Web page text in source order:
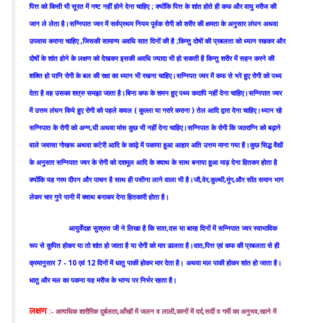
पित्त को किसी भी सूरत में नष्ट नहीं होने देना चाहिए ; क्योंकि पित्त के शांत होते ही कफ और वायु मरीज की
जान ले लेता है।सन्निपात ज्वर में सर्वप्रथम नियम पूर्वक रोगी को शरीर की क्षमता के अनुसार लंघन अथवा
उपवास कराना चाहिए ,जिसकी सामान्य अवधि सात दिनों की है ;किन्तु दोषों की प्रबलता को ध्यान रखकर और
दोषों के शांत होने के लक्षण को देखकर इसकी अवधि ज्यादा भी हो सकती है किन्तु शरीर में सहन करने की
शक्ति हो यानि रोगी के बल की रक्षा का ध्यान भी रखना चाहिए।सन्निपत ज्वर में कफ से भरे हुए रोगी को पथ्य
देता है वह उसका शत्रु समझा जाता है।बिना कफ के शमन हुए पथ्य कदापि नहीं देना चाहिए।सन्निपात ज्वर
में उत्तम लंघन किये हुए रोगी को पहले कवल ( कुल्ला या गरारे कराना ) तेल आदि द्वारा देना चाहिए।ध्यान रहे
सन्निपात के रोगी को अन्न,घी अथवा मांस कुछ भी नहीं देना चाहिए।सन्निपात के रोगी कि जठराग्नि को बढ़ाने
वाले जवासा गोखरू अथवा कटेरी आदि के काढ़े में पकाया हुआ आहार अति उत्तम माना गया है।कुछ सिद्ध वैद्यों
के अनुसार सन्निपात ज्वर के रोगी को दशमूल आदि के क्वाथ के साथ बनाया हुआ माड़ देना हितकर होता है
क्योंकि यह गरम दीपन और पाचन है साथ ही पसीना लाने वाला भी है।जौ,वेर,कुल्थी,मूंग,और सोंठ समान भाग
लेकर चार गुने पानी में क्वाथ बनाकर देना हितकारी होता है।
आयुर्वेदज्ञ सुश्रुत जी ने लिखा है कि सात,दस या बारह दिनों में सन्निपात ज्वर स्वाभाविक
रूप से कुपित होकर या तो शांत हो जाता है या रोगी को मार डालता है।वात,पित्त एवं कफ की प्रबलता से ही
क्रमानुसार 7 - 10 एवं 12 दिनों में धातु पाकी होकर मार देता है। अथवा मल पाकी होकर शांत हो जाता है।
धातु और मल का पकना यह मरीज के भाग्य पर निर्भर रहता है।
लक्षण :- अत्यधिक शारीरिक दुर्बलता,आँखों में जलन व लाली,कानों में दर्द,सर्दी व गर्मी का अनुभव,खाने में